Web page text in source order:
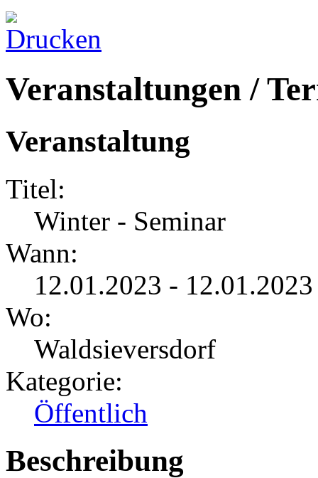
Veranstaltungen /
Veranstaltung
Titel:
Winter - Seminar
Wann:
12.01.2023 -
Wo:
Waldsieversdorf
Kategorie:
Öffentlich
Beschreibung